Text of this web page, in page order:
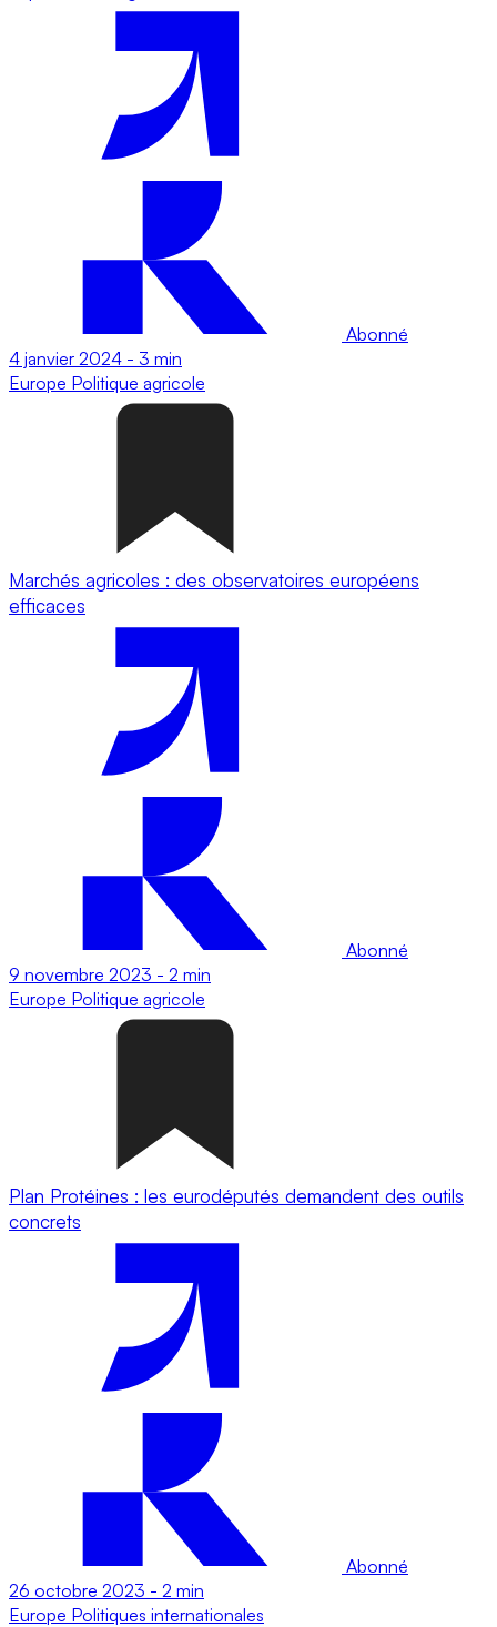
Abonné
4 janvier 2024 - 3 min
Europe Politique agricole
Marchés agricoles : des observatoires européens
efficaces
Abonné
9 novembre 2023 - 2 min
Europe Politique agricole
Plan Protéines : les eurodéputés demandent des outils
concrets
Abonné
26 octobre 2023 - 2 min
Europe Politiques internationales